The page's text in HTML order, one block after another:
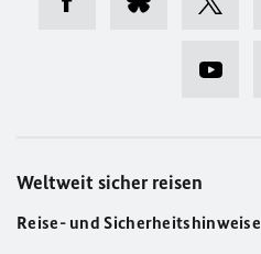
Weltweit sicher reisen
Reise- und Sicherheitshinweise